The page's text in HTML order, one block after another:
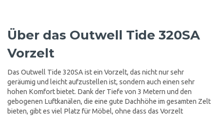
Über das Outwell Tide 320SA
Vorzelt
Das Outwell Tide 320SA ist ein Vorzelt, das nicht nur sehr
geräumig und leicht aufzustellen ist, sondern auch einen sehr
hohen Komfort bietet. Dank der Tiefe von 3 Metern und den
gebogenen Luftkanälen, die eine gute Dachhöhe im gesamten Zelt
bieten, gibt es viel Platz für Möbel, ohne dass das Vorzelt